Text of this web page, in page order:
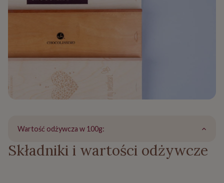
Wartość odżywcza w 100g:
Składniki i wartości odżywcze